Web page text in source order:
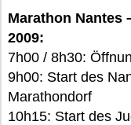
Marathon Nantes
2009:
7h00 / 8h30:
9h00: Start des
Marathondorf
10h15: Start des